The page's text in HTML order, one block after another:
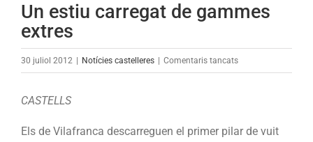
Un estiu carregat de gammes
extres
30 juliol 2012 Notícies castelleres Comentaris tancatsa
de
CASTELLS
Els de Vilafranca descarreguen el primer pilar de vuit